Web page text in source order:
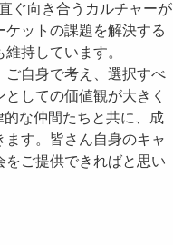
ぐ向き合うカルチャーが
ットの課題を解決する
持しています。
ご自身で考え、選択すべ
しての価値観が大きく
な仲間たちと共に、成
す。皆さん自身のキャ
をご提供できればと思い